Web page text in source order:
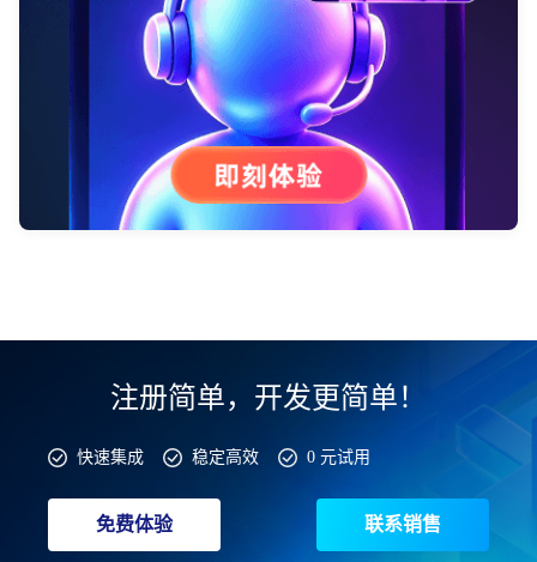
注册简单，开发更简单！
快速集成 稳定高效 0 元试用
免费体验 联系销售